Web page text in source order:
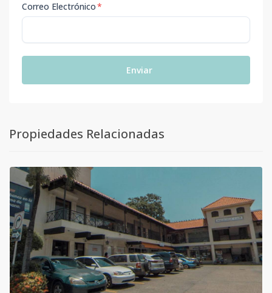
Correo Electrónico*
Enviar
Propiedades Relacionadas